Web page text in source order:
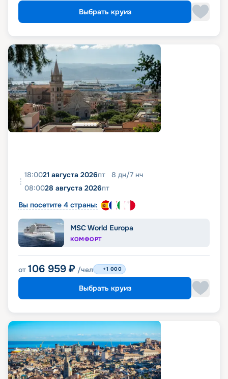
Выбрать круиз
18:0021 августа 2026пт 8 дн/7 нч
08:0028 августа 2026пт
Вы посетите 4 страны:
MSC World Europa
КОМФОРТ
от 106 959 ₽ /чел +1 000
Выбрать круиз